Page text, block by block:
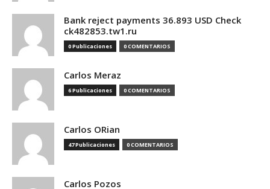
Bank reject payments 36.893 USD Check
ck482853.tw1.ru
0 Publicaciones 0 COMENTARIOS
Carlos Meraz
6 Publicaciones 0 COMENTARIOS
Carlos ORian
47 Publicaciones 0 COMENTARIOS
Carlos Pozos